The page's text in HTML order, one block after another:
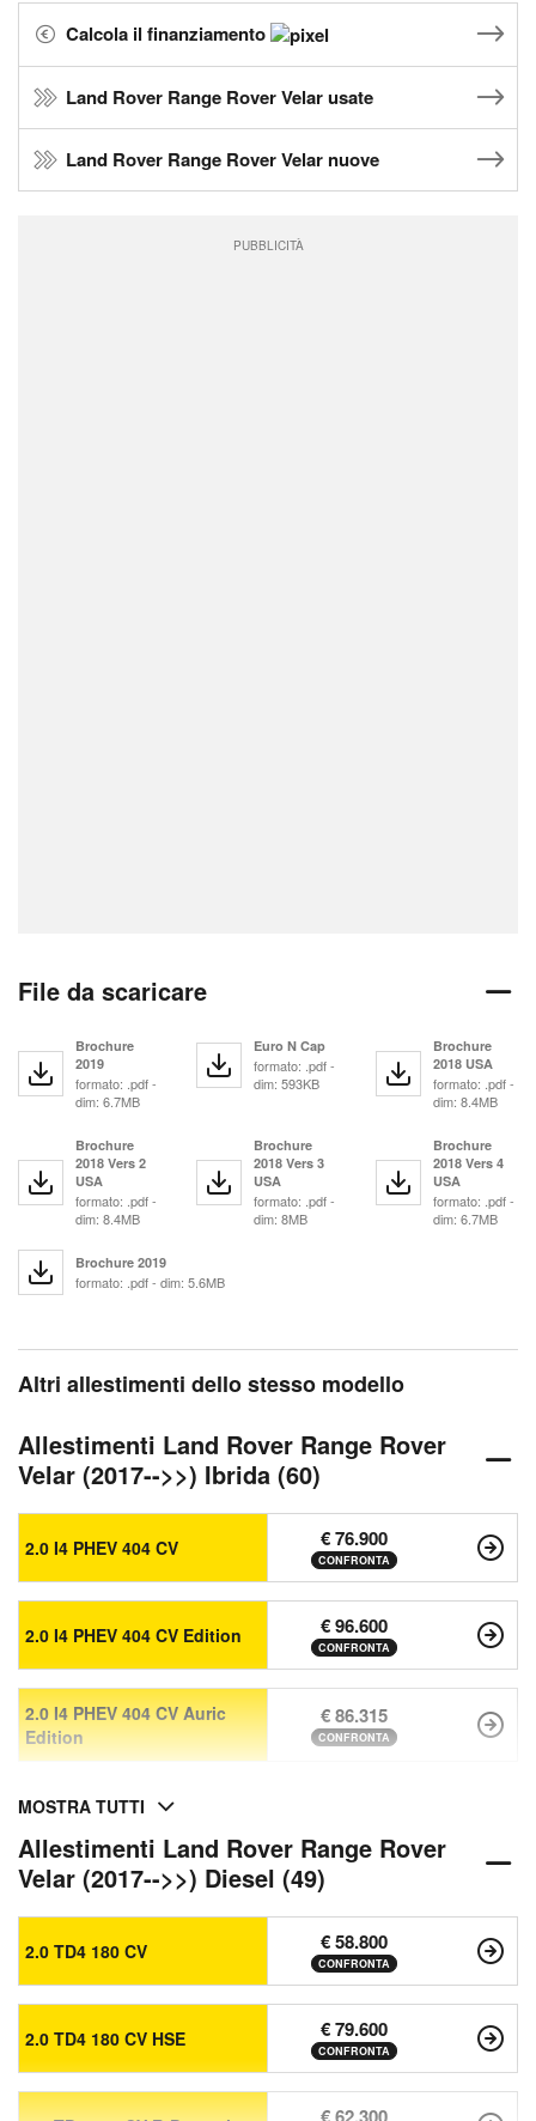
Calcola il finanziamento
Land Rover Range Rover Velar usate
Land Rover Range Rover Velar nuove
PUBBLICITÀ
File da scaricare
Brochure
2019
formato: .pdf -
dim: 6.7MB
Euro N Cap
formato: .pdf -
dim: 593KB
Brochure
2018 USA
formato: .pdf -
dim: 8.4MB
Brochure
2018 Vers 2
USA
formato: .pdf -
dim: 8.4MB
Brochure
2018 Vers 3
USA
formato: .pdf -
dim: 8MB
Brochure
2018 Vers 4
USA
formato: .pdf -
dim: 6.7MB
Brochure 2019
formato: .pdf - dim: 5.6MB
Altri allestimenti dello stesso modello
Allestimenti Land Rover Range Rover
Velar (2017-->>) Ibrida (60)
2.0 I4 PHEV 404 CV € 76.900
CONFRONTA
2.0 I4 PHEV 404 CV Edition € 96.600
CONFRONTA
2.0 I4 PHEV 404 CV Auric
Edition
€ 86.315
CONFRONTA
MOSTRA TUTTI
Allestimenti Land Rover Range Rover
Velar (2017-->>) Diesel (49)
2.0 TD4 180 CV € 58.800
CONFRONTA
2.0 TD4 180 CV HSE € 79.600
CONFRONTA